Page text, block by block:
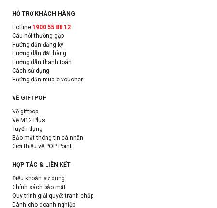
HỖ TRỢ KHÁCH HÀNG
Hotline 1900 55 88 12
Câu hỏi thường gặp
Hướng dẫn đăng ký
Hướng dẫn đặt hàng
Hướng dẫn thanh toán
Cách sử dụng
Hướng dẫn mua e-voucher
VỀ GIFTPOP
Về giftpop
Về M12 Plus
Tuyển dụng
Bảo mật thông tin cá nhân
Giới thiệu về POP Point
HỢP TÁC & LIÊN KẾT
Điều khoản sử dụng
Chính sách bảo mật
Quy trình giải quyết tranh chấp
Dành cho doanh nghiệp